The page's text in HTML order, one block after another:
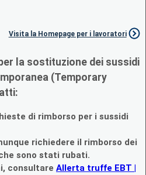
Visita la Homepage per i lavoratori
la sostituzione dei sussidi
(Temporary
di rimborso per i sussidi
richiedere il rimborso dei
sono stati rubati.
consultare Allerta truffe EBT |